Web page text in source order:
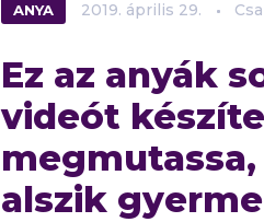
ANYA 2019. április 29.
Ez az anyák
videót
alszik